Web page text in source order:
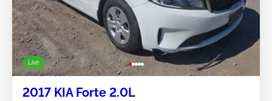
Live
2017 KIA Forte 2.0L